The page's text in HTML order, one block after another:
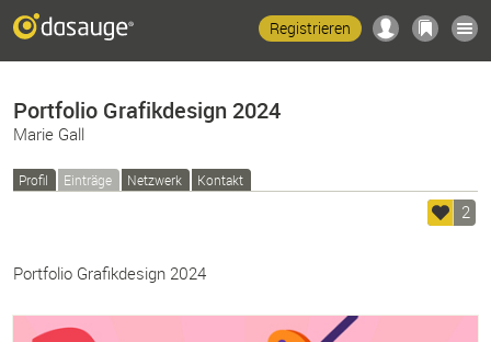
Registrieren
Portfolio Grafikdesign 2024
Marie Gall
Profil Einträge Netzwerk Kontakt
2
Portfolio Grafikdesign 2024